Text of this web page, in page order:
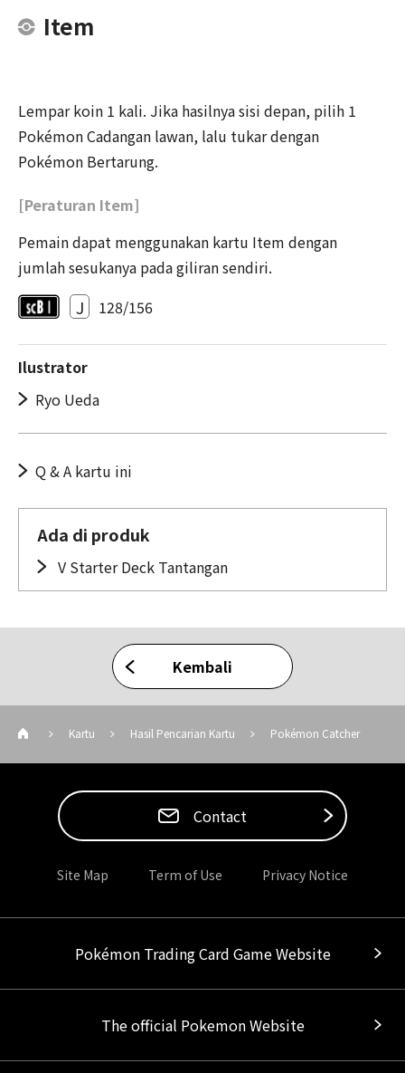
Item
Lempar koin 1 kali. Jika hasilnya sisi depan, pilih 1
Pokémon Cadangan lawan, lalu tukar dengan
Pokémon Bertarung.
[Peraturan Item]
Pemain dapat menggunakan kartu Item dengan
jumlah sesukanya pada giliran sendiri.
J 128/156
Ilustrator
Ryo Ueda
Q & A kartu ini
Ada di produk
V Starter Deck Tantangan
Kembali
Kartu Hasil Pencarian Kartu Pokémon Catcher
Contact
Site Map Term of Use Privacy Notice
Pokémon Trading Card Game Website
The official Pokemon Website